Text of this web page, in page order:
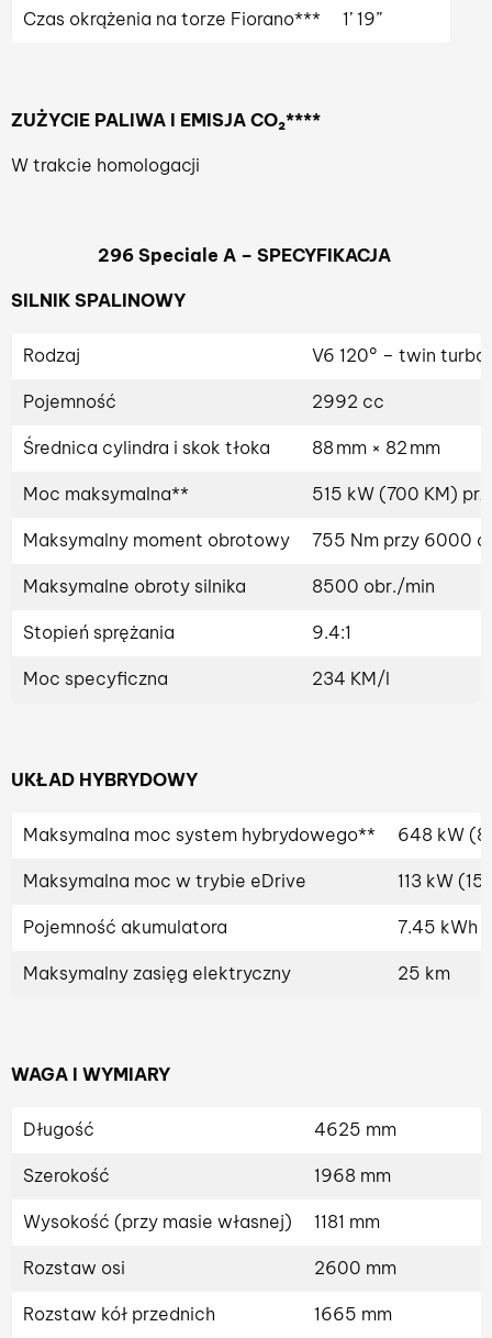
Czas okrążenia na torze Fiorano*** 1’ 19”
ZUŻYCIE PALIWA I EMISJA CO₂****
W trakcie homologacji
296 Speciale A – SPECYFIKACJA
SILNIK SPALINOWY
Rodzaj V6 120° – twin
Pojemność 2992 cc
Średnica cylindra i skok tłoka 88 mm × 82 mm
Moc maksymalna** 515 kW (700 KM)
Maksymalny moment obrotowy 755 Nm przy 6000
Maksymalne obroty silnika 8500 obr./min
Stopień sprężania 9.4:1
Moc specyficzna 234 KM/l
UKŁAD HYBRYDOWY
Maksymalna moc system hybrydowego** 648 kW
Maksymalna moc w trybie eDrive 113 kW
Pojemność akumulatora 7.45 kWh
Maksymalny zasięg elektryczny 25 km
WAGA I WYMIARY
Długość 4625 mm
Szerokość 1968 mm
Wysokość (przy masie własnej) 1181 mm
Rozstaw osi 2600 mm
Rozstaw kół przednich 1665 mm